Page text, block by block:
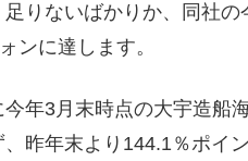
足りないばかりか、同社
ンに達します。
今年3月末時点の大宇造船
、昨年末より144.1％ポイ